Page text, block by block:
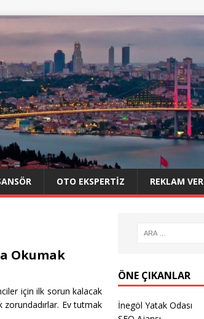
OTO EKSPERTIZ REKLAM VER
Okumak
için ilk sorun kalacak
Ev tutmak
ÖNE ÇIKANLAR
İnegöl Yatak Odası